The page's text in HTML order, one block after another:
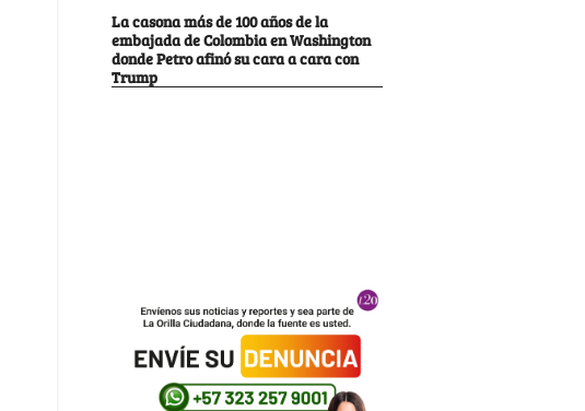
La casona más de 100 años de la
embajada de Colombia en Washington
donde Petro afinó su cara a cara con
Trump